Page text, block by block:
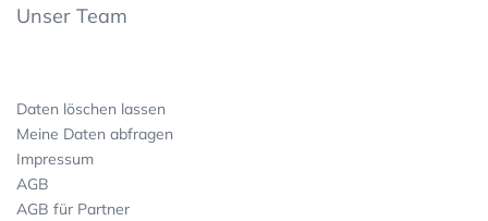
Unser Team
Daten löschen lassen
Meine Daten abfragen
Impressum
AGB
AGB für Partner